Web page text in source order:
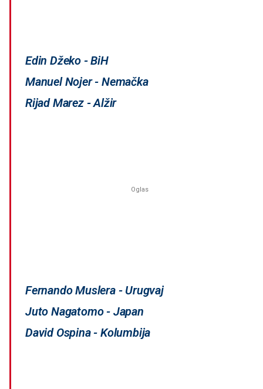
Edin Džeko - BiH
Manuel Nojer - Nemačka
Rijad Marez - Alžir
Fernando Muslera - Urugvaj
Juto Nagatomo - Japan
David Ospina - Kolumbija